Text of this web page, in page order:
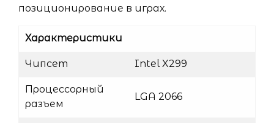
позиционирование в играх.
Характеристики
Чипсет Intel X299
Процессорный
разъем
LGA 2066